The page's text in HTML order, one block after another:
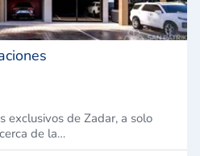
exclusivos de Zadar, a solo
de la…